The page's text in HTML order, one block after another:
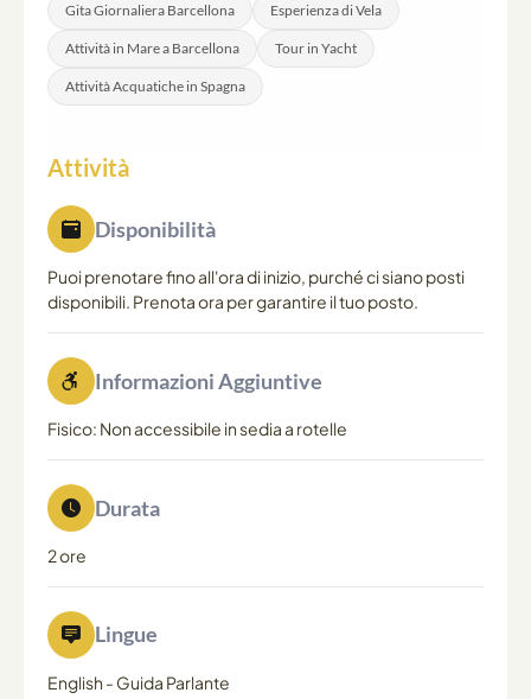
Gita Giornaliera Barcellona Esperienza di Vela
Attività in Mare a Barcellona Tour in Yacht
Attività Acquatiche in Spagna
Attività
Disponibilità
Puoi prenotare fino all'ora di inizio, purché ci siano posti
disponibili. Prenota ora per garantire il tuo posto.
Informazioni Aggiuntive
Fisico: Non accessibile in sedia a rotelle
Durata
2 ore
Lingue
English - Guida Parlante